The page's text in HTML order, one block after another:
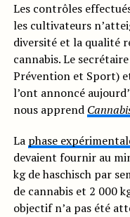
Les contrôles
les cultivateurs
diversité et la qualité
cannabis. Le
Prévention et Sport)
l’ont annoncé
nous apprend
La phase
devaient fournir au
kg de haschisch par
de cannabis et 2 000
objectif n’a pas été